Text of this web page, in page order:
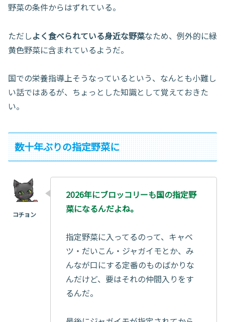
野菜の条件からはずれている。
ただしよく食べられている身近な野菜なため、例外的に緑
黄色野菜に含まれているようだ。
国での栄養指導上そうなっているという、なんとも小難し
い話ではあるが、ちょっとした知識として覚えておきた
い。
数十年ぶりの指定野菜に
2026年にブロッコリーも国の指定野
菜になるんだよね。
指定野菜に入ってるのって、キャベ
ツ・だいこん・ジャガイモとか、み
んなが口にする定番のものばかりな
んだけど、要はそれの仲間入りをす
るんだ。